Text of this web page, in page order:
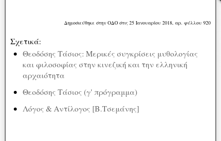
Δημοσιεύθηκε στην ΟΔΟ στις 25 Ιανουαρίου 2018, αρ. φύλλου 920
Σχετικά:
Θεοδόσης Τάσιος: Μερικές συγκρίσεις μυθολογίας
και φιλοσοφίας στην κινεζική και την ελληνική
αρχαιότητα
Θεοδόσης Τάσιος (γ' πρόγραμμα)
Λόγος & Αντίλογος [Β.Τσεμάνης]